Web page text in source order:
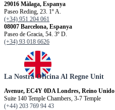
29016 Màlaga, Espanya
Paseo Reding, 23. 1º A.
(+34) 951 204 061
08007 Barcelona, Espanya
Paseo de Gracia, 54. 3º D.
(+34) 93 018 6626
La Nostra Oficina Al Regne Unit
Avenue, EC4Y 0DA Londres, Reino Unido
Suite 140 Temple Chambers, 3-7 Temple
(+44) 203 769 94 43